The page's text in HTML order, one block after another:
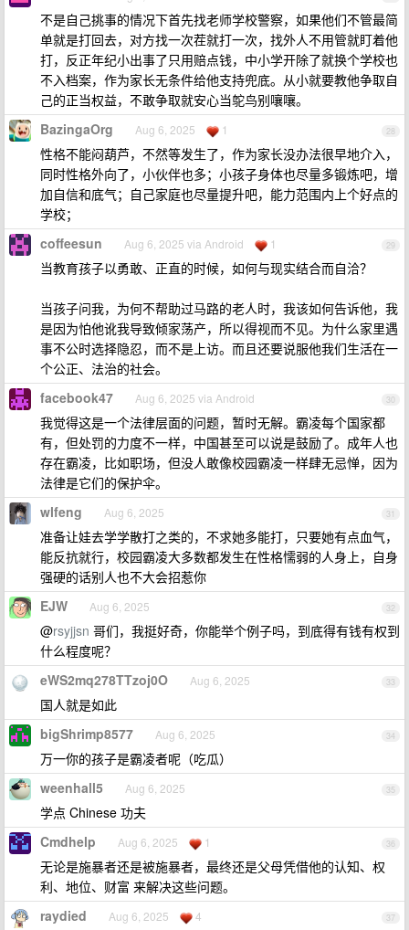
不是自己挑事的情况下首先找老师学校警察，如果他们不管最简
单就是打回去，对方找一次茬就打一次，找外人不用管就盯着他
打，反正年纪小出事了只用赔点钱，中小学开除了就换个学校也
不入档案，作为家长无条件给他支持兜底。从小就要教他争取自
己的正当权益，不敢争取就安心当鸵鸟别嚷嚷。
28
BazingaOrg Aug 6, 2025 1
性格不能闷葫芦，不然等发生了，作为家长没办法很早地介入，
同时性格外向了，小伙伴也多；小孩子身体也尽量多锻炼吧，增
加自信和底气；自己家庭也尽量提升吧，能力范围内上个好点的
学校；
29
coffeesun Aug 6, 2025 via Android 1
当教育孩子以勇敢、正直的时候，如何与现实结合而自洽？
当孩子问我，为何不帮助过马路的老人时，我该如何告诉他，我
是因为怕他讹我导致倾家荡产，所以得视而不见。为什么家里遇
事不公时选择隐忍，而不是上访。而且还要说服他我们生活在一
个公正、法治的社会。
30
facebook47 Aug 6, 2025 via Android
我觉得这是一个法律层面的问题，暂时无解。霸凌每个国家都
有，但处罚的力度不一样，中国甚至可以说是鼓励了。成年人也
存在霸凌，比如职场，但没人敢像校园霸凌一样肆无忌惮，因为
法律是它们的保护伞。
31
wlfeng Aug 6, 2025
准备让娃去学学散打之类的，不求她多能打，只要她有点血气，
能反抗就行，校园霸凌大多数都发生在性格懦弱的人身上，自身
强硬的话别人也不大会招惹你
32
EJW Aug 6, 2025
@rsyjjsn 哥们，我挺好奇，你能举个例子吗，到底得有钱有权到
什么程度呢？
33
eWS2mq278TTzoj0O Aug 6, 2025
国人就是如此
34
bigShrimp8577 Aug 6, 2025
万一你的孩子是霸凌者呢（吃瓜）
35
weenhall5 Aug 6, 2025
学点 Chinese 功夫
36
Cmdhelp Aug 6, 2025 1
无论是施暴者还是被施暴者，最终还是父母凭借他的认知、权
利、地位、财富 来解决这些问题。
37
raydied Aug 6, 2025 4